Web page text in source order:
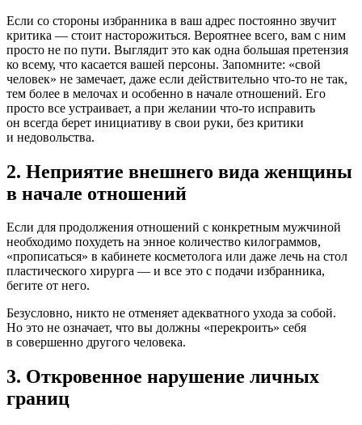
Если со стороны избранника в ваш адрес постоянно звучит
критика — стоит насторожиться. Вероятнее всего, вам с ним
просто не по пути. Выглядит это как одна большая претензия
ко всему, что касается вашей персоны. Запомните: «свой
человек» не замечает, даже если действительно что-то не так,
тем более в мелочах и особенно в начале отношений. Его
просто все устраивает, а при желании что-то исправить
он всегда берет инициативу в свои руки, без критики
и недовольства.
2. Неприятие внешнего вида женщины
в начале отношений
Если для продолжения отношений с конкретным мужчиной
необходимо похудеть на энное количество килограммов,
«прописаться» в кабинете косметолога или даже лечь на стол
пластического хирурга — и все это с подачи избранника,
бегите от него.
Безусловно, никто не отменяет адекватного ухода за собой.
Но это не означает, что вы должны «перекроить» себя
в совершенно другого человека.
3. Откровенное нарушение личных
границ